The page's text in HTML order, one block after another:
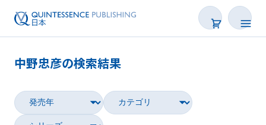
雑誌
中野忠彦の検索結果